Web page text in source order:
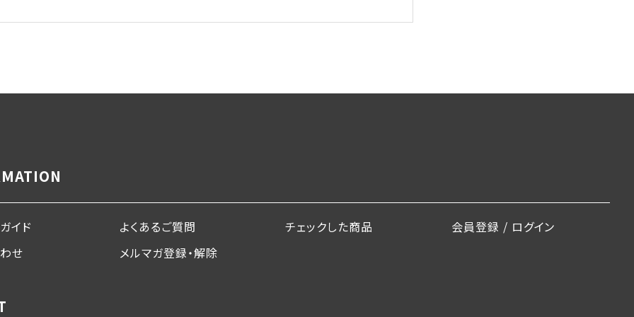
イド よくあるご質問 チェックした商品
会員登録 / ログイン
せ
メルマガ登録・解除